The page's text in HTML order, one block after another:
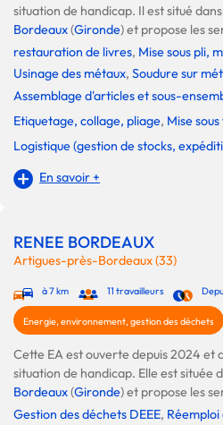
situation de handicap. Il est situé
Bordeaux(Gironde) et propose les
restauration de livres, Mise sous pli,
Usinage des métaux, Soudure sur
Assemblage d'articles et sous-
Etiquetage, collage, pliage, Mise
Logistique (gestion de stocks,
En savoir +
RENEE BORDEAUX
Artigues-près-Bordeaux (33)
à 7 km 11 travailleurs
Energie, environnement, gestion des déchets
Cette EA est ouverte depuis 2024 et
situation de handicap. Elle est située
Bordeaux(Gironde) et propose les
Gestion des déchets DEEE,